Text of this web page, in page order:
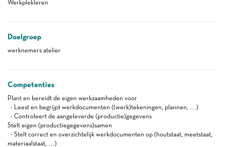
Werkplekleren
Doelgroep
werknemers atelier
Competenties
Plant en bereidt de eigen werkzaamheden voor
- Leest en begrijpt werkdocumenten ((werk)tekeningen, plannen, …)
- Controleert de aangeleverde (productie)gegevens
Stelt eigen (productiegegevens)samen
- Stelt correct en overzichtelijk werkdocumenten op (houtstaat, meetstaat,
materiaalstaat, …)